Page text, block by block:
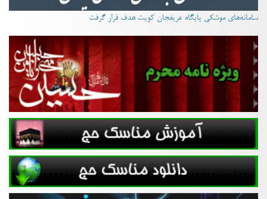
سامانه‌های موشکی پایگاه عریفجان کویت هدف قرار گرفت